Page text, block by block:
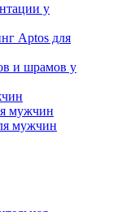
у
Aptos для
и шрамов у
мужчин
мужчин